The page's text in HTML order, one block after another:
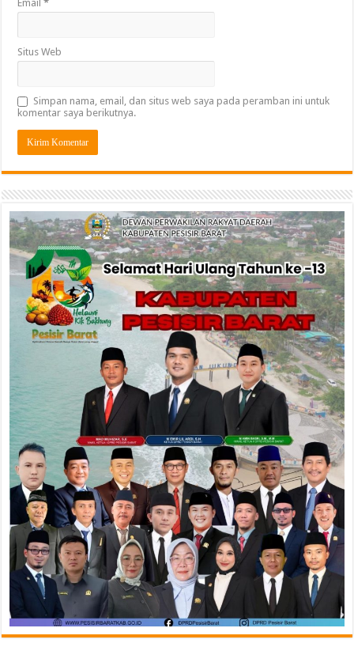
Email*
Situs Web
Simpan nama, email, dan situs web saya pada peramban ini untuk
komentar saya berikutnya.